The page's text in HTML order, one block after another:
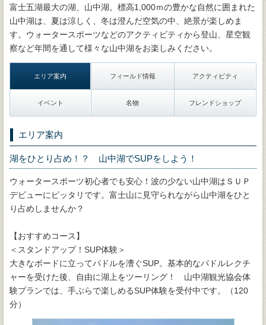
富士五湖最大の湖、山中湖。標高1,000ｍの豊かな自然に囲まれた
山中湖は、夏は涼しく、冬は澄んだ空気の中、絶景が楽しめま
す。ウォータースポーツなどのアクティビティから登山、星空観
察など年間を通して様々な山中湖をお楽しみください。
エリア案内 フィールド情報 アクティビティ
イベント 名物 フレンドショップ
エリア案内
湖をひとり占め！？ 山中湖でSUPをしよう！
ウォータースポーツ初心者でも安心！波の少ない山中湖はＳＵＰ
デビューにピッタリです。富士山に見守られながら山中湖をひと
り占めしませんか？
【おすすめコース】
＜スタンドアップ！SUP体験＞
大きなボードに立ってパドルを漕ぐSUP。基本的なパドルレクチ
ャーを受けた後、自由に湖上をツーリング！ 山中湖観光協会体
験プランでは、手ぶらで楽しめるSUP体験を受付中です。（120
分）